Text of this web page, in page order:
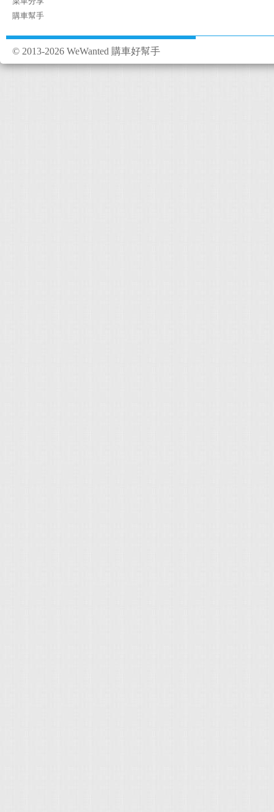
購車幫手
© 2013-2026 WeWanted 購車好幫手